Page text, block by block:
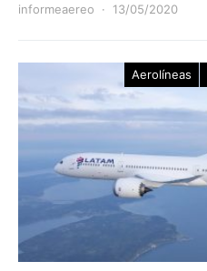
informeaereo 13/05/2020
Aerolíneas